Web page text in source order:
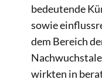
bedeutende
sowie
dem Bereich
wirkten in